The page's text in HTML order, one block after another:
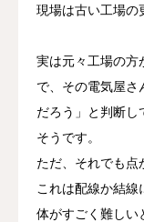
現場は古い工場の
実は元々工場の方
で、その電気屋さ
だろう」と判断し
そうです。
ただ、それでも点
これは配線か結線
体がすごく難しい